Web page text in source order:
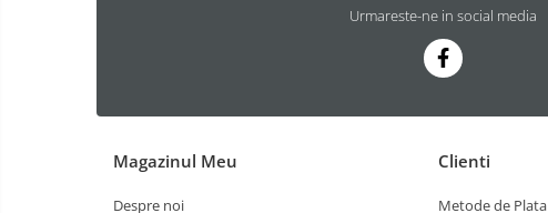
Urmareste-ne in social media
Magazinul Meu
Despre noi
Clienti
Metode de Plata